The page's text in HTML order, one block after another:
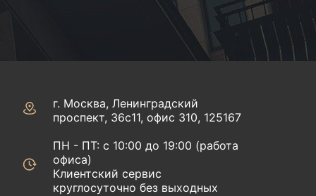
г. Москва, Ленинградский
проспект, 36с11, офис 310, 125167
ПН - ПТ: с 10:00 до 19:00 (работа
офиса)
Клиентский сервис
круглосуточно без выходных